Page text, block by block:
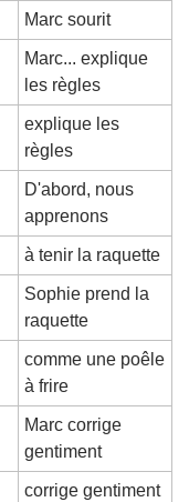
Marc sourit
Marc... explique
les règles
explique les
règles
D'abord, nous
apprenons
à tenir la raquette
Sophie prend la
raquette
comme une poêle
à frire
Marc corrige
gentiment
corrige gentiment